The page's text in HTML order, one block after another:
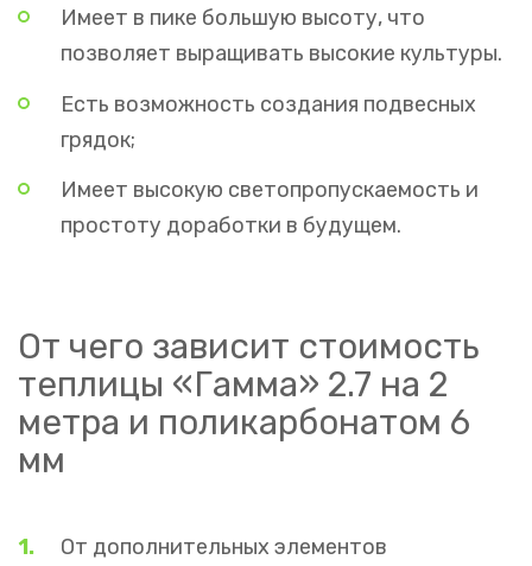
Имеет в пике большую высоту, что
позволяет выращивать высокие культуры.
Есть возможность создания подвесных
грядок;
Имеет высокую светопропускаемость и
простоту доработки в будущем.
От чего зависит стоимость
теплицы «Гамма» 2.7 на 2
метра и поликарбонатом 6
мм
От дополнительных элементов